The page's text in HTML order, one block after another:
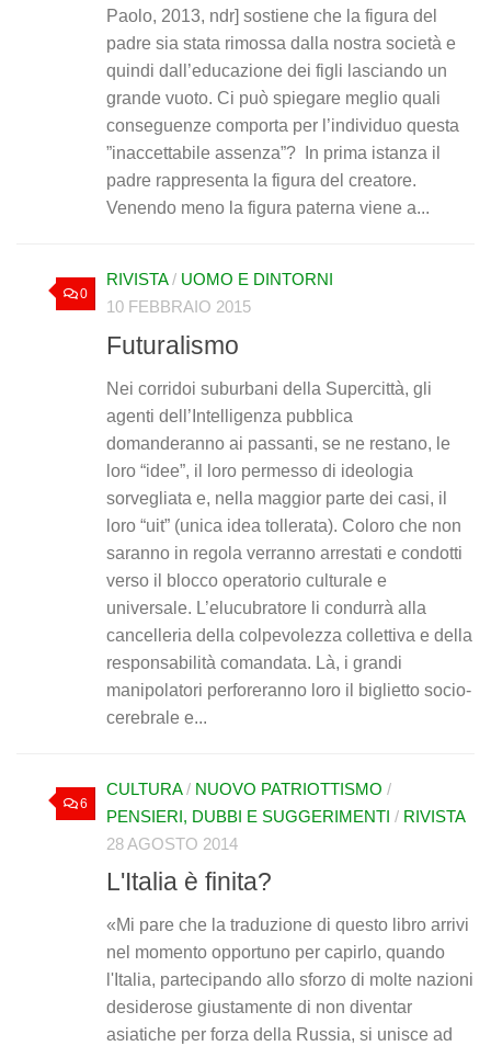
Paolo, 2013, ndr] sostiene che la figura del
padre sia stata rimossa dalla nostra società e
quindi dall’educazione dei figli lasciando un
grande vuoto. Ci può spiegare meglio quali
conseguenze comporta per l’individuo questa
”inaccettabile assenza”? In prima istanza il
padre rappresenta la figura del creatore.
Venendo meno la figura paterna viene a...
0
RIVISTA/ UOMO E DINTORNI
10 FEBBRAIO 2015
Futuralismo
Nei corridoi suburbani della Supercittà, gli
agenti dell’Intelligenza pubblica
domanderanno ai passanti, se ne restano, le
loro “idee”, il loro permesso di ideologia
sorvegliata e, nella maggior parte dei casi, il
loro “uit” (unica idea tollerata). Coloro che non
saranno in regola verranno arrestati e condotti
verso il blocco operatorio culturale e
universale. L’elucubratore li condurrà alla
cancelleria della colpevolezza collettiva e della
responsabilità comandata. Là, i grandi
manipolatori perforeranno loro il biglietto socio-
cerebrale e...
6
CULTURA/ NUOVO PATRIOTTISMO /
PENSIERI, DUBBI E SUGGERIMENTI / RIVISTA
28 AGOSTO 2014
L'Italia è finita?
«Mi pare che la traduzione di questo libro arrivi
nel momento opportuno per capirlo, quando
l'Italia, partecipando allo sforzo di molte nazioni
desiderose giustamente di non diventar
asiatiche per forza della Russia, si unisce ad